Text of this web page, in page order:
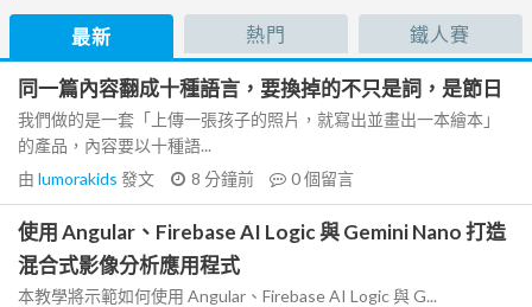
最新 熱門 鐵人賽
同一篇內容翻成十種語言，要換掉的不只是詞，是節日
我們做的是一套「上傳一張孩子的照片，就寫出並畫出一本繪本」
的產品，內容要以十種語...
由 lumorakids 發文 8 分鐘前 0個留言
使用 Angular、Firebase AI Logic 與 Gemini Nano 打造
混合式影像分析應用程式
本教學將示範如何使用 Angular、Firebase AI Logic 與 G...